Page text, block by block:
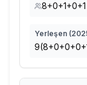
8+0+1+0+1
Yerleşen (